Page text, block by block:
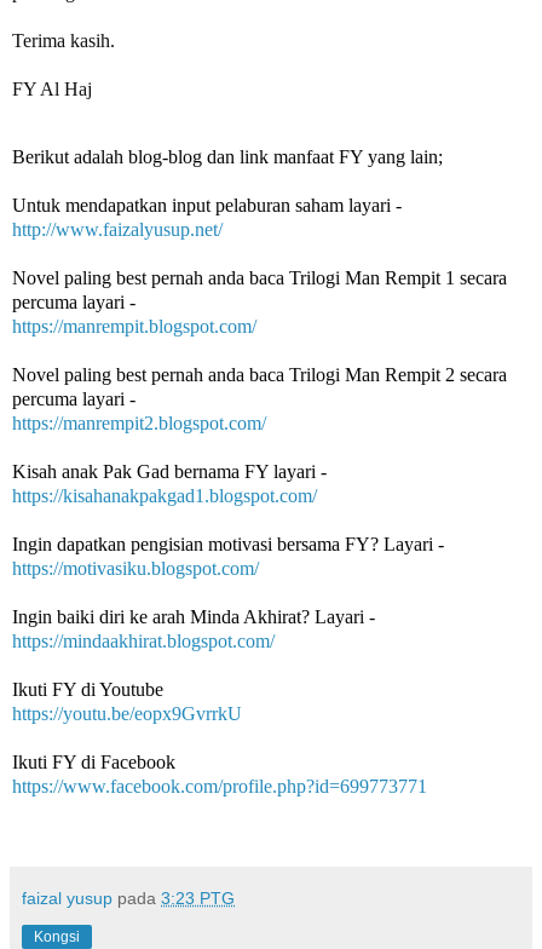
Terima kasih.
FY Al Haj
Berikut adalah blog-blog dan link manfaat FY yang lain;
Untuk mendapatkan input pelaburan saham layari -
http://www.faizalyusup.net/
Novel paling best pernah anda baca Trilogi Man Rempit 1 secara
percuma layari -
https://manrempit.blogspot.com/
Novel paling best pernah anda baca Trilogi Man Rempit 2 secara
percuma layari -
https://manrempit2.blogspot.com/
Kisah anak Pak Gad bernama FY layari -
https://kisahanakpakgad1.blogspot.com/
Ingin dapatkan pengisian motivasi bersama FY? Layari -
https://motivasiku.blogspot.com/
Ingin baiki diri ke arah Minda Akhirat? Layari -
https://mindaakhirat.blogspot.com/
Ikuti FY di Youtube
https://youtu.be/eopx9GvrrkU
Ikuti FY di Facebook
https://www.facebook.com/profile.php?id=699773771
faizal yusup pada 3:23 PTG
Kongsi